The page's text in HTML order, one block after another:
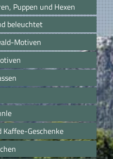
Puppen und Hexen
beleuchtet
Motiven
Geschenke